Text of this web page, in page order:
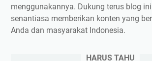
menggunakannya. Dukung terus blog
senantiasa memberikan konten yang
Anda dan masyarakat Indonesia.
HARUS TAHU